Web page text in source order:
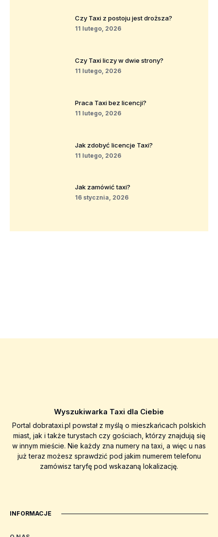
Czy Taxi z postoju jest droższa?
11 lutego, 2026
Czy Taxi liczy w dwie strony?
11 lutego, 2026
Praca Taxi bez licencji?
11 lutego, 2026
Jak zdobyć licencje Taxi?
11 lutego, 2026
Jak zamówić taxi?
16 stycznia, 2026
Wyszukiwarka Taxi dla Ciebie
Portal dobrataxi.pl powstał z myślą o mieszkańcach polskich
miast, jak i także turystach czy gościach, którzy znajdują się
w innym mieście. Nie każdy zna numery na taxi, a więc u nas
już teraz możesz sprawdzić pod jakim numerem telefonu
zamówisz taryfę pod wskazaną lokalizację.
INFORMACJE